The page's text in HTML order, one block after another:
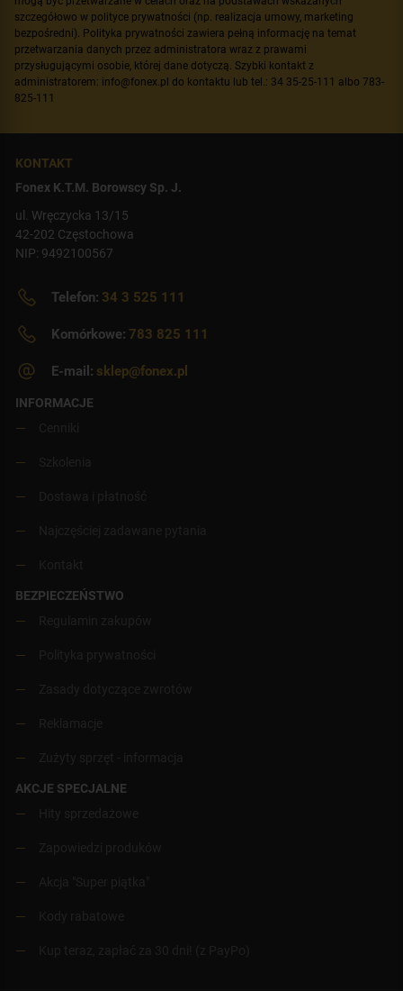
szczegółowo w polityce prywatności (np. realizacja umowy, marketing
bezpośredni). Polityka prywatności zawiera pełną informację na temat
przetwarzania danych przez administratora wraz z prawami
przysługującymi osobie, której dane dotyczą. Szybki kontakt z
administratorem: info@fonex.pl do kontaktu lub tel.: 34 35-25-111 albo 783-
825-111
KONTAKT
Fonex K.T.M. Borowscy Sp. J.
ul. Wręczycka 13/15
42-202 Częstochowa
NIP: 9492100567
Telefon: 34 3 525 111
Komórkowe: 783 825 111
E-mail: sklep@fonex.pl
INFORMACJE
BEZPIECZEŃSTWO
AKCJE SPECJALNE